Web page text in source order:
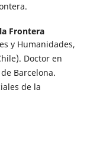
Frontera
y Humanidades,
Doctor en
Barcelona.
de la